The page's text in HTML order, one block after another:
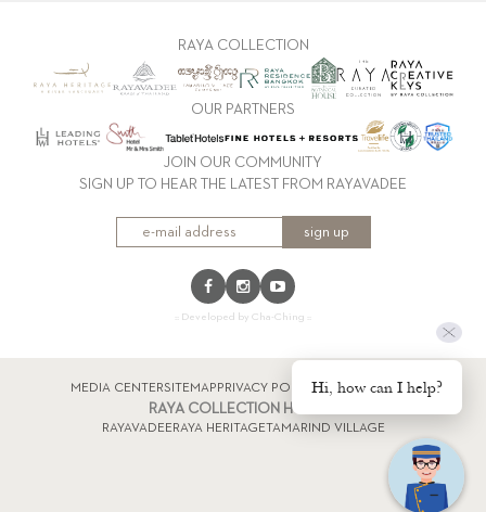
RAYA COLLECTION
OUR PARTNERS
JOIN OUR COMMUNITY
SIGN UP TO HEAR THE LATEST FROM RAYAVADEE
sign up
:: Developed by Cha-Ching ::
MEDIA CENTERSITEMAP PRIVACY POLICYหมายเหตุโรงแรม
RAYA COLLECTION HOTELS
RAYAVADEERAYA HERITAGETAMARIND VILLAGE
Hi, how can I help?